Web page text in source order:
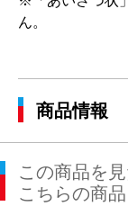
ん。
商品情報
この商品を
こちらの商